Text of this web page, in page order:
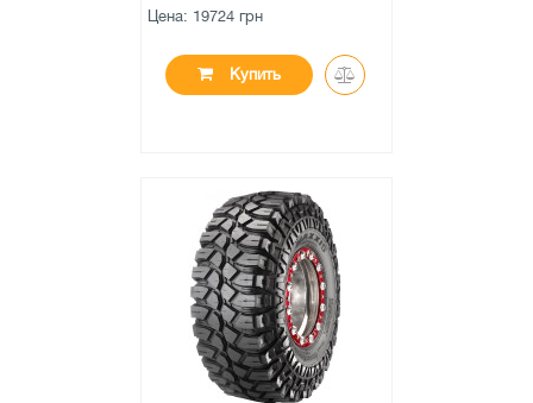
Цена: 19724 грн
Купить
в наличии
0 отзывов